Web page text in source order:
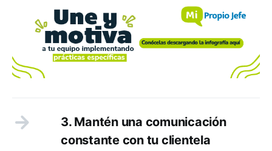
3. Mantén una comunicación
constante con tu clientela